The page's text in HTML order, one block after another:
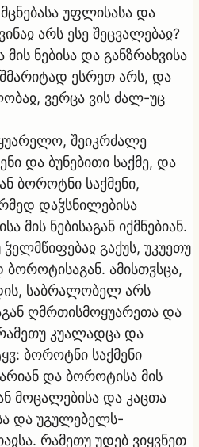
უფლისასა და
არს ესე შეცვალებაჲ?
ნებისა და განზრახვისა
ესრეთ არს, და
ვერცა ვის ძალ-უც
შეიკრძალე
და ბუნებითი საქმე, და
ბოროტნი საქმენი,
დაჴსნილებისა
მის ნებისაგან იქმნებიან.
გაქუს, უკუეთუ
ამისთჳსცა,
საბრალობელ არს
ღმრთისმოყუარეთა და
კუალადცა და
ბოროტნი საქმენი
არიან და ბოროტისა მის
მოცალებისა და კაცთა
და უგულებელს-
რამეთუ უდებ ვიყვნეთ